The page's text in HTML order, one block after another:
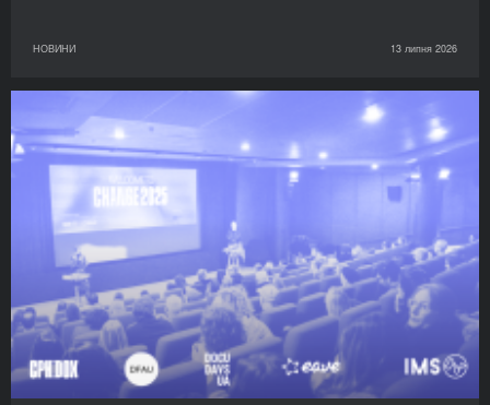
НОВИНИ 13 липня 2026